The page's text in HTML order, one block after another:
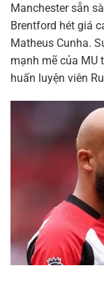
Manchester sẵn
Brentford hét giá
Matheus Cunha.
mạnh mẽ của MU
huấn luyện viên